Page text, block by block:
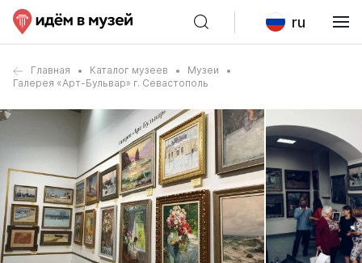
ru
Главная Каталог музеев
Музеи
Галерея «Арт-Бульвар» г. Севастополь